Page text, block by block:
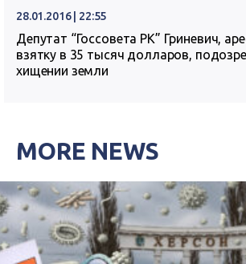
28.01.2016 | 22:55
Депутат “Госсовета РК” Гриневич,
взятку в 35 тысяч долларов,
хищении земли
MORE NEWS